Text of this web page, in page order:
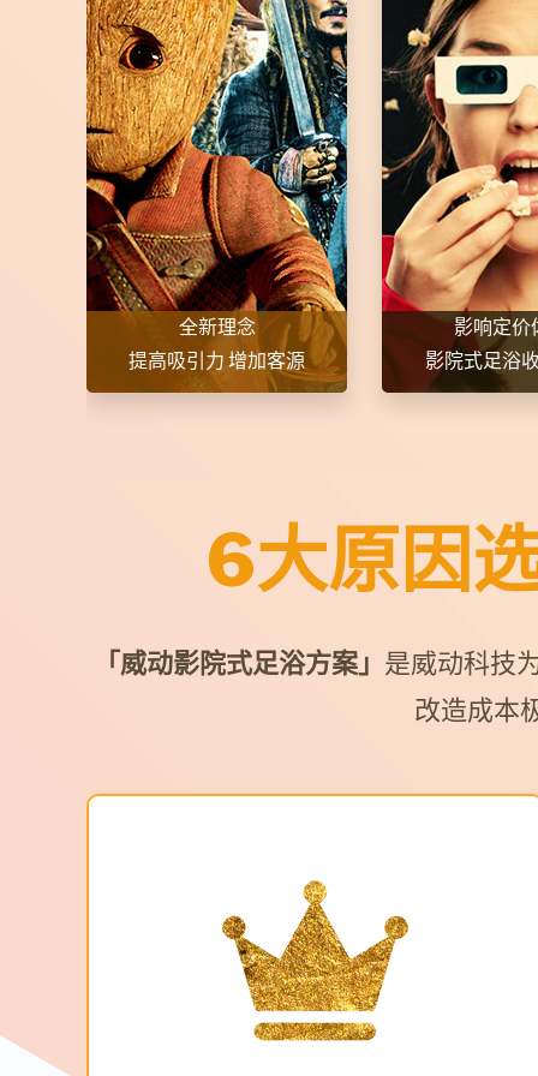
全新理念
提高吸引力 增加客源
影响定价
影院式足浴
6大原因
「威动影院式足浴方案」 是威动科技
改造成本